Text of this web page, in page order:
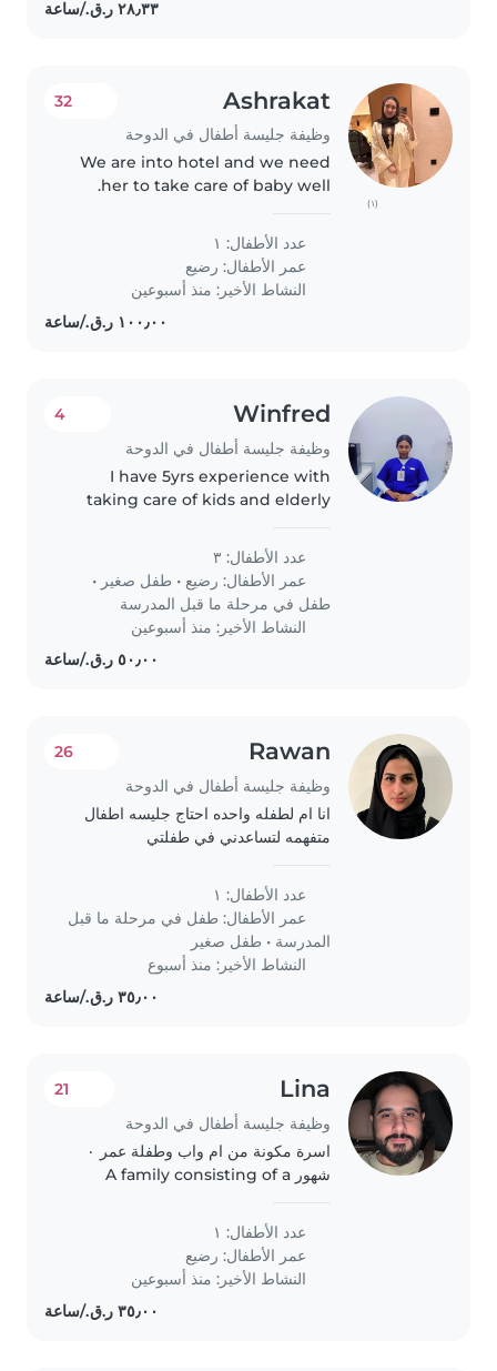
(١)
Ashrakat
وظيفة جليسة أطفال في الدوحة
32
We are into hotel and we need
her to take care of baby well.
عدد الأطفال: ١
عمر الأطفال: رضيع
النشاط الأخير: منذ أسبوعين
Winfred
وظيفة جليسة أطفال في الدوحة
4
I have 5yrs experience with
taking care of kids and elderly
energetic,honest,trustworthy,
caring and passionate about my
work.
عدد الأطفال: ٣
عمر الأطفال: رضيع • طفل صغير •
طفل في مرحلة ما قبل المدرسة
النشاط الأخير: منذ أسبوعين
Rawan
وظيفة جليسة أطفال في الدوحة
26
انا ام لطفله واحده احتاج جليسه اطفال
متفهمه لتساعدني في طفلتي
عدد الأطفال: ١
عمر الأطفال: طفل في مرحلة ما قبل
المدرسة • طفل صغير
النشاط الأخير: منذ أسبوع
Lina
وظيفة جليسة أطفال في الدوحة
21
اسرة مكونة من ام واب وطفلة عمر ٠
شهور A family consisting of a
old child
عدد الأطفال: ١
عمر الأطفال: رضيع
النشاط الأخير: منذ أسبوعين